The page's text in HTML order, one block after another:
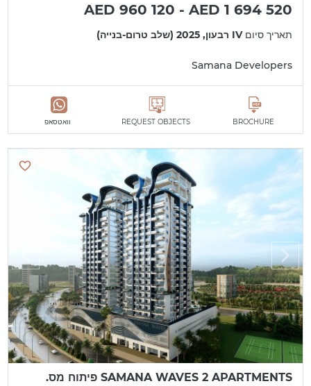
AED 960 120 - AED 1 694 520
תאריך סיוםIV רבעון, 2025 (שלב טרום-בנייה)
Samana Developers
BROCHURE
REQUEST OBJECTS וואטסאפ
SAMANA WAVES 2 APARTMENTS פיתוח מס.